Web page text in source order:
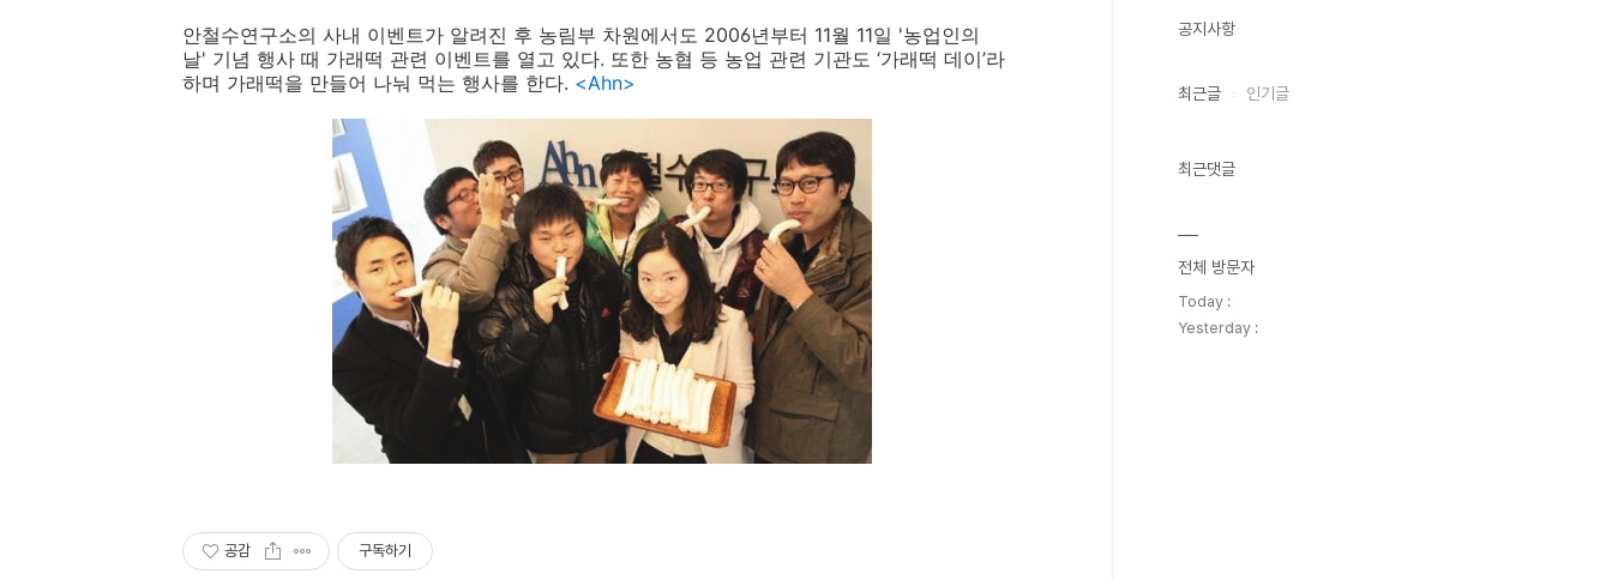
안철수연구소의 사내 이벤트가 알려진 후 농림부 차원에서도 2006년부터 11월 11일 '농업인의
날' 기념 행사 때 가래떡 관련 이벤트를 열고 있다. 또한 농협 등 농업 관련 기관도 ‘가래떡 데이’라
하며 가래떡을 만들어 나눠 먹는 행사를 한다. <Ahn>
공감 구독하기
공지사항
최근글 인기글
최근댓글
전체 방문자
Today :
Yesterday :